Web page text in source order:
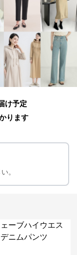
け予定
ります
。